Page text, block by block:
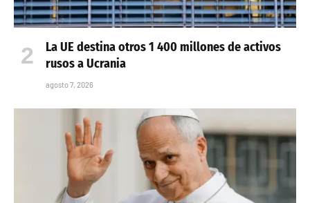
La UE destina otros 1 400 millones de activos
rusos a Ucrania
agosto 7, 2026